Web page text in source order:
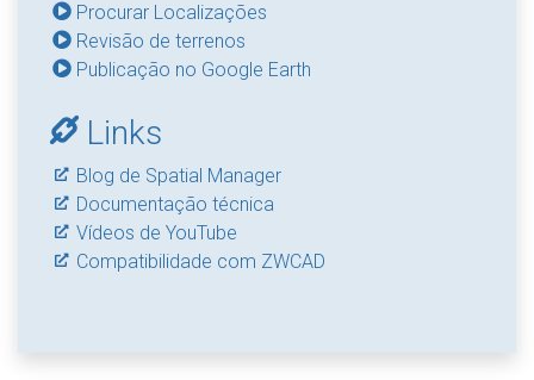
Procurar Localizações
Revisão de terrenos
Publicação no Google Earth
Links
Blog de Spatial Manager
Documentação técnica
Vídeos de YouTube
Compatibilidade com ZWCAD